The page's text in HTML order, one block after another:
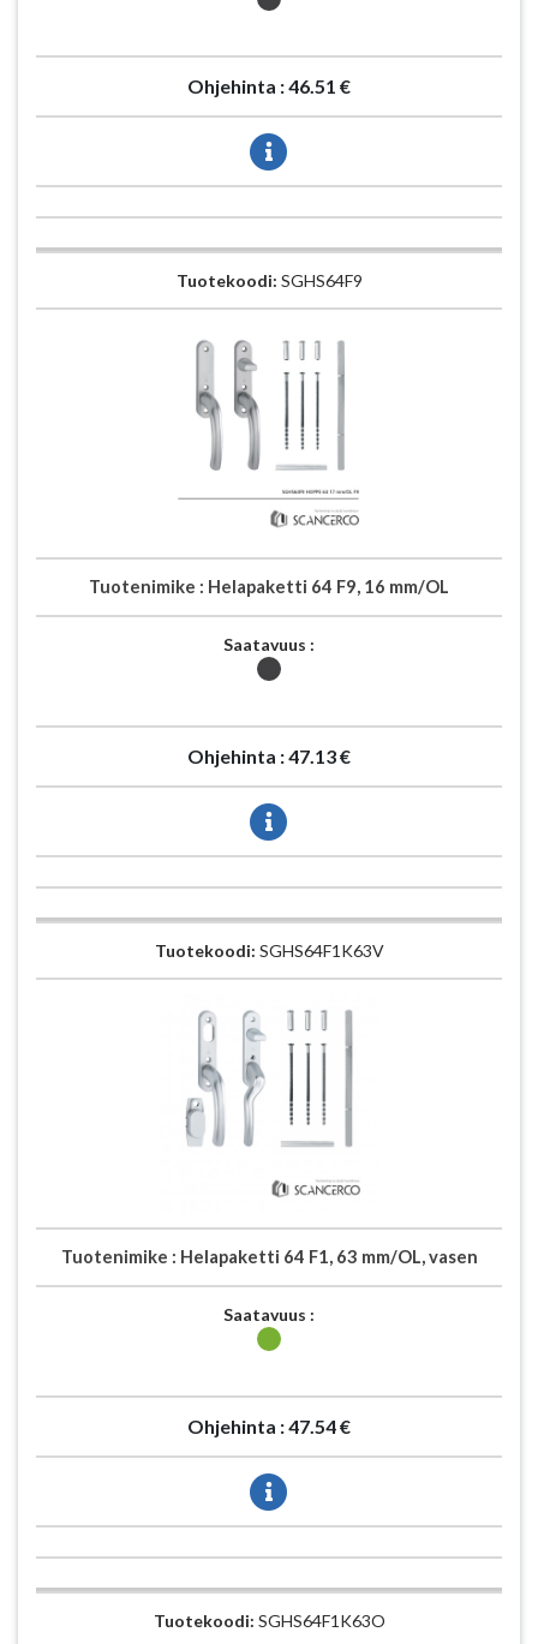
Ohjehinta :46.51 €
Tuotekoodi: SGHS64F9
Tuotenimike : Helapaketti 64 F9, 16 mm/OL
Saatavuus :
Ohjehinta :47.13 €
Tuotekoodi: SGHS64F1K63V
Tuotenimike : Helapaketti 64 F1, 63 mm/OL, vasen
Saatavuus :
Ohjehinta :47.54 €
Tuotekoodi: SGHS64F1K63O